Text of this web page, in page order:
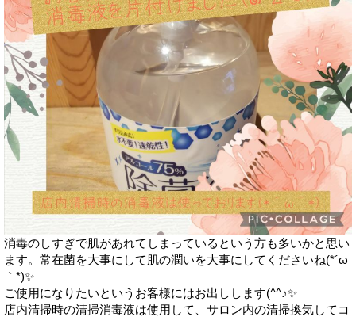
消毒のしすぎで肌があれてしまっているという方も多いかと思い
ます。常在菌を大事にして肌の潤いを大事にしてくださいね(*´ω
｀*)✨
ご使用になりたいというお客様にはお出しします(^^♪✨
店内清掃時の清掃消毒液は使用して、サロン内の清掃換気してコ